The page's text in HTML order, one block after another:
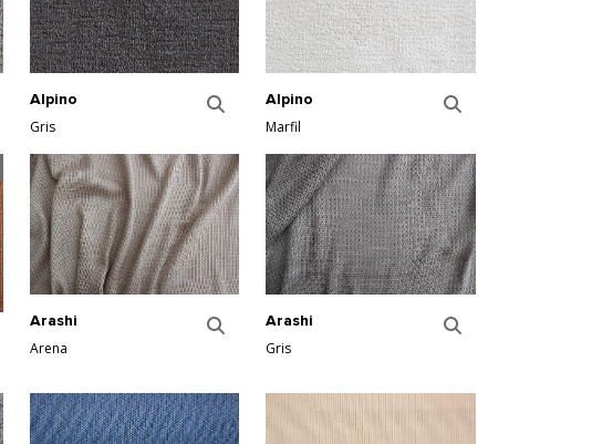
Alpino
Gris
Alpino
Marfil
Arashi
Arena
Arashi
Gris